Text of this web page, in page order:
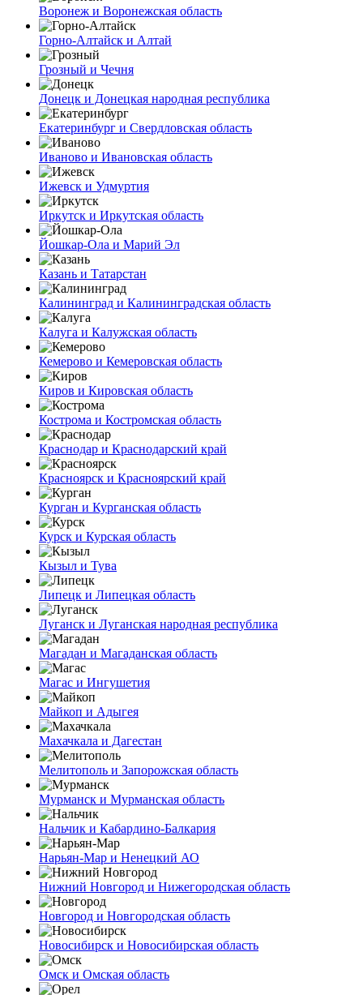
Воронеж и Воронежская область
Горно-Алтайск и Алтай
Грозный и Чечня
Донецк и Донецкая народная республика
Екатеринбург и Свердловская область
Иваново и Ивановская область
Ижевск и Удмуртия
Иркутск и Иркутская область
Йошкар-Ола и Марий Эл
Казань и Татарстан
Калининград и Калининградская область
Калуга и Калужская область
Кемерово и Кемеровская область
Киров и Кировская область
Кострома и Костромская область
Краснодар и Краснодарский край
Красноярск и Красноярский край
Курган и Курганская область
Курск и Курская область
Кызыл и Тува
Липецк и Липецкая область
Луганск и Луганская народная республика
Магадан и Магаданская область
Магас и Ингушетия
Майкоп и Адыгея
Махачкала и Дагестан
Мелитополь и Запорожская область
Мурманск и Мурманская область
Нальчик и Кабардино-Балкария
Нарьян-Мар и Ненецкий АО
Нижний Новгород и Нижегородская область
Новгород и Новгородская область
Новосибирск и Новосибирская область
Омск и Омская область